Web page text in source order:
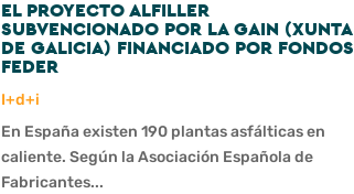
EL PROYECTO ALFILLER
SUBVENCIONADO POR LA GAIN (XUNTA
DE GALICIA) FINANCIADO POR FONDOS
FEDER
I+d+i
En España existen 190 plantas asfálticas en
caliente. Según la Asociación Española de
Fabricantes...